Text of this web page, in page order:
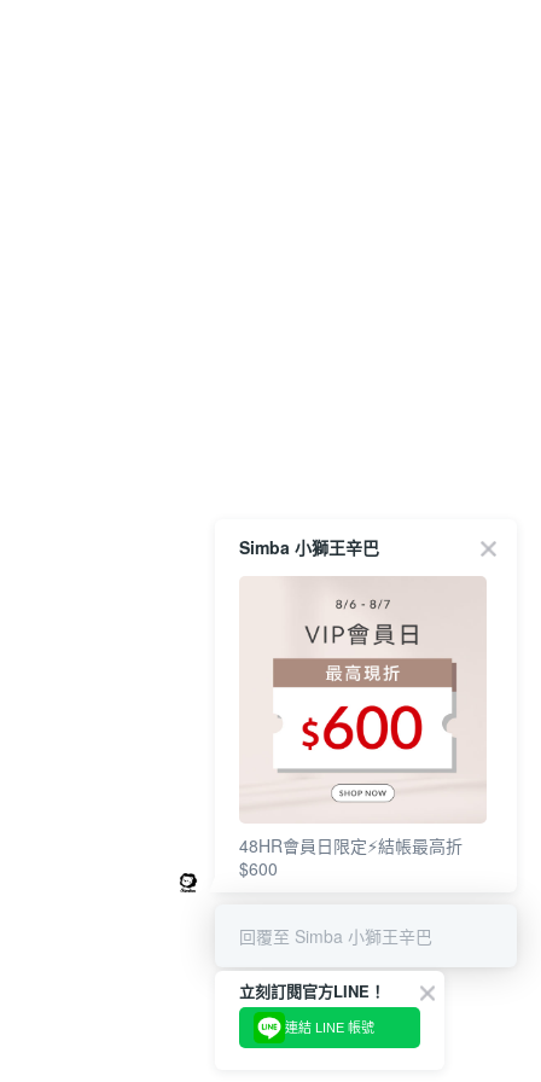
Simba 小獅王辛巴
48HR會員日限定⚡結帳最高折
$600
回覆至 Simba 小獅王辛巴
立刻訂閱官方LINE！
連結 LINE 帳號